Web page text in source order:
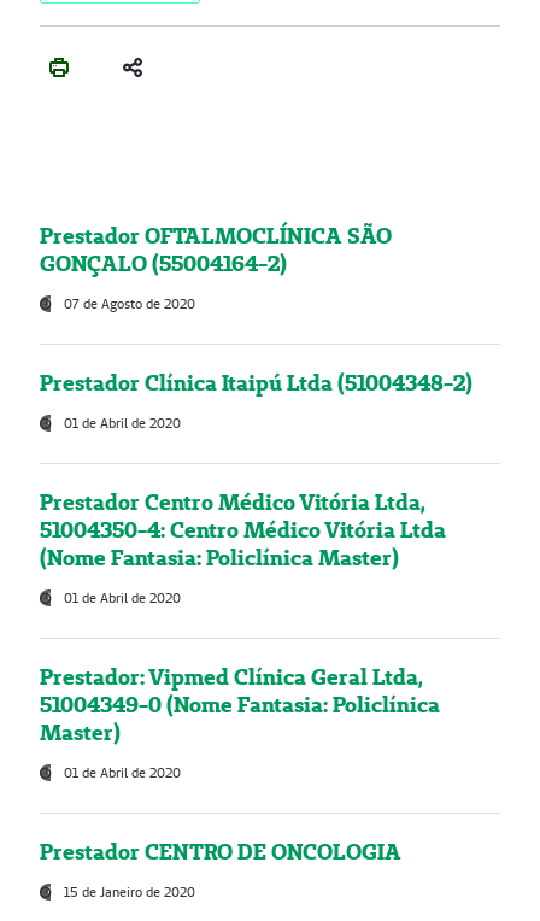
Prestador OFTALMOCLÍNICA SÃO
GONÇALO (55004164-2)
07 de Agosto de 2020
Prestador Clínica Itaipú Ltda (51004348-2)
01 de Abril de 2020
Prestador Centro Médico Vitória Ltda,
51004350-4: Centro Médico Vitória Ltda
(Nome Fantasia: Policlínica Master)
01 de Abril de 2020
Prestador: Vipmed Clínica Geral Ltda,
51004349-0 (Nome Fantasia: Policlínica
Master)
01 de Abril de 2020
Prestador CENTRO DE ONCOLOGIA
15 de Janeiro de 2020